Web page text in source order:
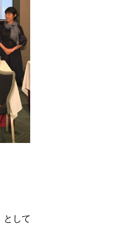
として